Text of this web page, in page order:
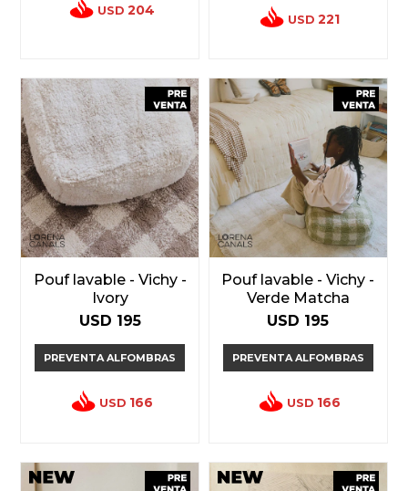
USD 204
USD 221
Pouf lavable - Vichy -
Ivory
USD 195
PREVENTA ALFOMBRAS
USD 166
Pouf lavable - Vichy -
Verde Matcha
USD 195
PREVENTA ALFOMBRAS
USD 166